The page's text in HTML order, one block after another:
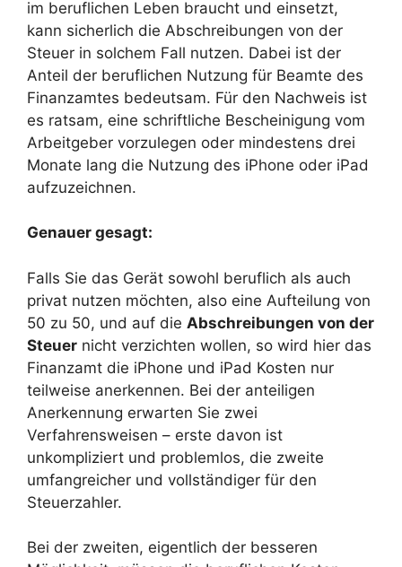
im beruflichen Leben braucht und einsetzt,
kann sicherlich die Abschreibungen von der
Steuer in solchem Fall nutzen. Dabei ist der
Anteil der beruflichen Nutzung für Beamte des
Finanzamtes bedeutsam. Für den Nachweis ist
es ratsam, eine schriftliche Bescheinigung vom
Arbeitgeber vorzulegen oder mindestens drei
Monate lang die Nutzung des iPhone oder iPad
aufzuzeichnen.
Genauer gesagt:
Falls Sie das Gerät sowohl beruflich als auch
privat nutzen möchten, also eine Aufteilung von
50 zu 50, und auf die Abschreibungen von der
Steuer nicht verzichten wollen, so wird hier das
Finanzamt die iPhone und iPad Kosten nur
teilweise anerkennen. Bei der anteiligen
Anerkennung erwarten Sie zwei
Verfahrensweisen – erste davon ist
unkompliziert und problemlos, die zweite
umfangreicher und vollständiger für den
Steuerzahler.
Bei der zweiten, eigentlich der besseren